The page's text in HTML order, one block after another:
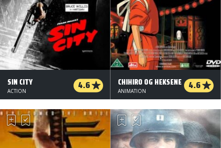
SIN CITY 4.6
ACTION
CHIHIRO OG HEKSENE 4.6
ANIMATION